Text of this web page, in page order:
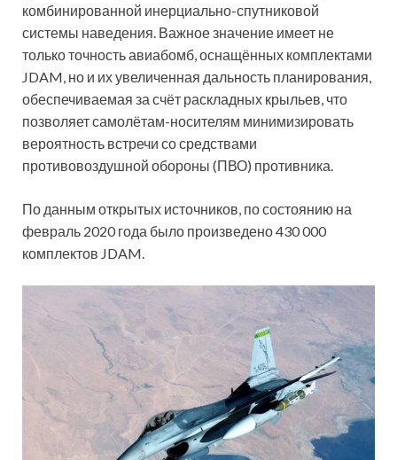
комбинированной инерциально-спутниковой
системы наведения. Важное значение имеет не
только точность авиабомб, оснащённых комплектами
JDAM, но и их увеличенная дальность планирования,
обеспечиваемая за счёт раскладных крыльев, что
позволяет самолётам-носителям минимизировать
вероятность встречи со средствами
противовоздушной обороны (ПВО) противника.
По данным открытых источников, по состоянию на
февраль 2020 года было произведено 430 000
комплектов JDAM.